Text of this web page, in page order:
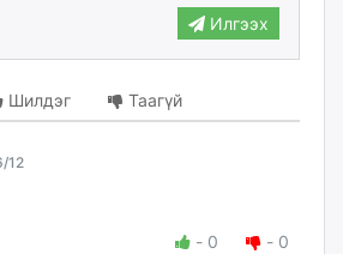
Илгээх
Шилдэг Таагүй
12
- 0 - 0